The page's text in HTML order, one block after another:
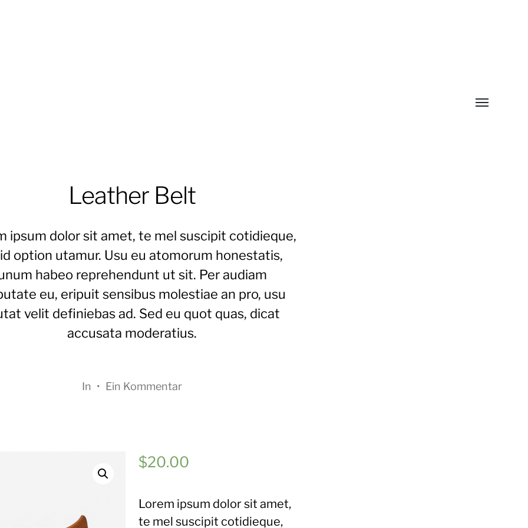
Menü
Leather Belt
ipsum dolor sit amet, te mel suscipit cotidieque,
option utamur. Usu eu atomorum honestatis,
habeo reprehendunt ut sit. Per audiam
eu, eripuit sensibus molestiae an pro, usu
velit definiebas ad. Sed eu quot quas, dicat
accusata moderatius.
In • Ein Kommentar
$20.00
Lorem ipsum dolor sit amet,
te mel suscipit cotidieque,